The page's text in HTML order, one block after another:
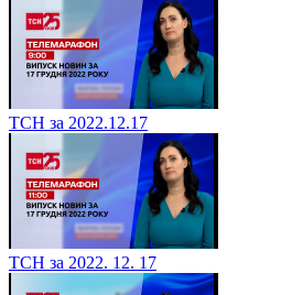
ТСН за 2022.12.17
ТСН за 2022. 12. 17